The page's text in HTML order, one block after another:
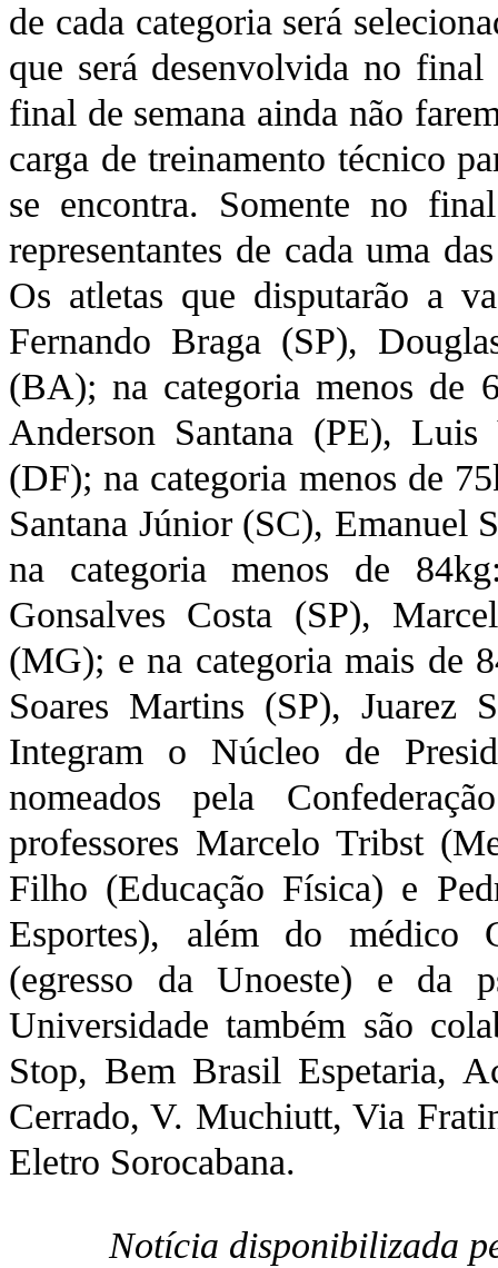
de cada categoria será
que será desenvolvida no
final de semana ainda não
carga de treinamento técnico
se encontra. Somente no
representantes de cada uma
Os atletas que disputarão a
Fernando Braga (SP),
(BA); na categoria menos de
Anderson Santana (PE),
(DF); na categoria menos de
Santana Júnior (SC), Emanuel
na categoria menos de
Gonsalves Costa (SP),
(MG); e na categoria mais de
Soares Martins (SP), Juarez
Integram o Núcleo de
nomeados pela
professores Marcelo Tribst
Filho (Educação Física) e
Esportes), além do médico
(egresso da Unoeste) e da
Universidade também são
Stop, Bem Brasil Espetaria,
Cerrado, V. Muchiutt, Via
Eletro Sorocabana.
Notícia disponibilizada